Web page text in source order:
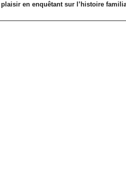
en enquêtant sur l’histoire